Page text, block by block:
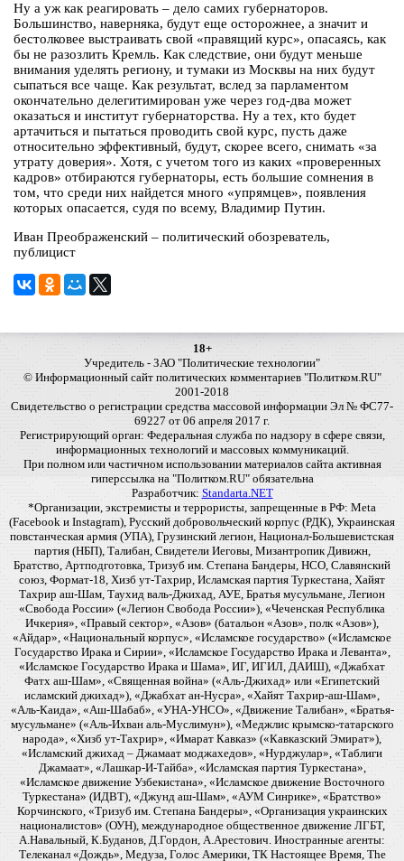
Ну а уж как реагировать – дело самих губернаторов.
Большинство, наверняка, будут еще осторожнее, а значит и
бестолковее выстраивать свой «правящий курс», опасаясь, как
бы не разозлить Кремль. Как следствие, они будут меньше
внимания уделять региону, и тумаки из Москвы на них будут
сыпаться все чаще. Как результат, вслед за парламентом
окончательно делегитимирован уже через год-два может
оказаться и институт губернаторства. Ну а тех, кто будет
артачиться и пытаться проводить свой курс, пусть даже
относительно эффективный, будут, скорее всего, снимать «за
утрату доверия». Хотя, с учетом того из каких «проверенных
кадров» отбираются губернаторы, есть большие сомнения в
том, что среди них найдется много «упрямцев», появления
которых опасается, судя по всему, Владимир Путин.
Иван Преображенский – политический обозреватель,
публицист
18+
Учредитель - ЗАО "Политические технологии"
© Информационный сайт политических комментариев "Политком.RU"
2001-2018
Свидетельство о регистрации средства массовой информации Эл № ФС77-
69227 от 06 апреля 2017 г.
Регистрирующий орган: Федеральная служба по надзору в сфере связи,
информационных технологий и массовых коммуникаций.
При полном или частичном использовании материалов сайта активная
гиперссылка на "Политком.RU" обязательна
Разработчик: Standarta.NET
*Организации, экстремисты и террористы, запрещенные в РФ: Meta
(Facebook и Instagram), Русский добровольческий корпус (РДК), Украинская
повстанческая армия (УПА), Грузинский легион, Национал-Большевистская
партия (НБП), Талибан, Свидетели Иеговы, Мизантропик Дивижн,
Братство, Артподготовка, Тризуб им. Степана Бандеры, НСО, Славянский
союз, Формат-18, Хизб ут-Тахрир, Исламская партия Туркестана, Хайят
Тахрир аш-Шам, Таухид валь-Джихад, АУЕ, Братья мусульмане, Легион
«Свобода России» («Легион Свобода России»), «Чеченская Республика
Ичкерия», «Правый сектор», «Азов» (батальон «Азов», полк «Азов»),
«Айдар», «Национальный корпус», «Исламское государство» («Исламское
Государство Ирака и Сирии», «Исламское Государство Ирака и Леванта»,
«Исламское Государство Ирака и Шама», ИГ, ИГИЛ, ДАИШ), «Джабхат
Фатх аш-Шам», «Священная война» («Аль-Джихад» или «Египетский
исламский джихад»), «Джабхат ан-Нусра», «Хайят Тахрир-аш-Шам»,
«Аль-Каида», «Аш-Шабаб», «УНА-УНСО», «Движение Талибан», «Братья-
мусульмане» («Аль-Ихван аль-Муслимун»), «Меджлис крымско-татарского
народа», «Хизб ут-Тахрир», «Имарат Кавказ» («Кавказский Эмират»),
«Исламский джихад – Джамаат моджахедов», «Нурджулар», «Таблиги
Джамаат», «Лашкар-И-Тайба», «Исламская партия Туркестана»,
«Исламское движение Узбекистана», «Исламское движение Восточного
Туркестана» (ИДВТ), «Джунд аш-Шам», «АУМ Синрике», «Братство»
Корчинского, «Тризуб им. Степана Бандеры», «Организация украинских
националистов» (ОУН), международное общественное движение ЛГБТ,
А.Навальный, К.Буданов, Д.Гордон, А.Арестович. Иностранные агенты:
Телеканал «Дождь», Медуза, Голос Америки, ТК Настоящее Время, The